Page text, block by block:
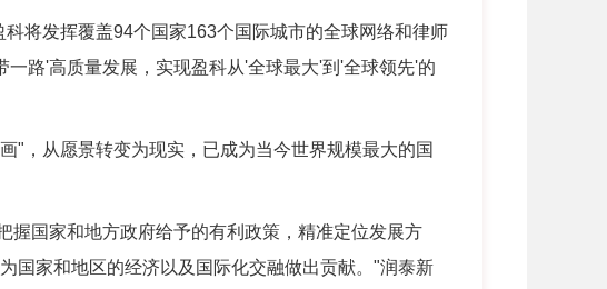
将发挥覆盖94个国家163个国际城市的全球网络和律师
路'高质量发展，实现盈科从'全球最大'到'全球领先'的
从愿景转变为现实，已成为当今世界规模最大的国
国家和地方政府给予的有利政策，精准定位发展方
国家和地区的经济以及国际化交融做出贡献。"润泰新